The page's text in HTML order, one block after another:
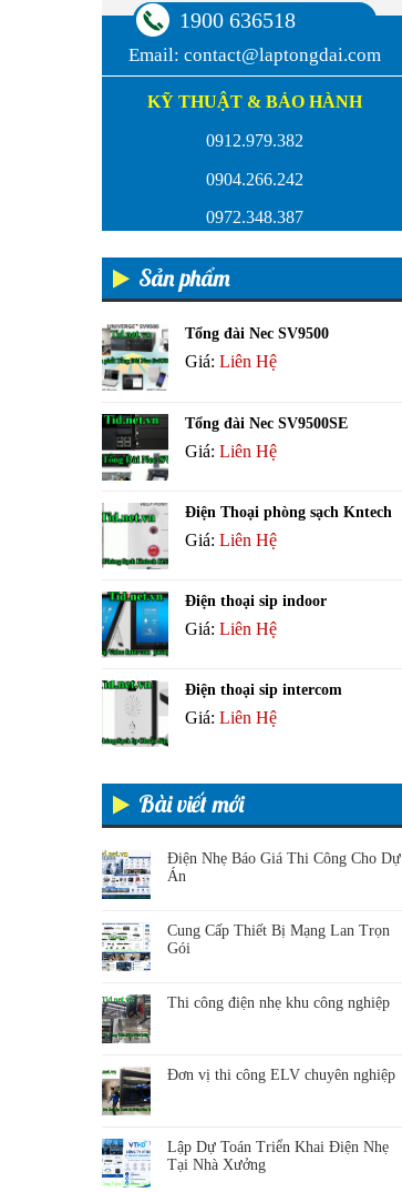
1900 636518
Email: contact@laptongdai.com
KỸ THUẬT & BẢO HÀNH
0912.979.382
0904.266.242
0972.348.387
Sản phẩm
Tổng đài Nec SV9500
Giá: Liên Hệ
Tổng đài Nec SV9500SE
Giá: Liên Hệ
Điện Thoại phòng sạch Kntech
Giá: Liên Hệ
Điện thoại sip indoor
Giá: Liên Hệ
Điện thoại sip intercom
Giá: Liên Hệ
Bài viết mới
Điện Nhẹ Báo Giá Thi Công Cho Dự
Án
Cung Cấp Thiết Bị Mạng Lan Trọn
Gói
Thi công điện nhẹ khu công nghiệp
Đơn vị thi công ELV chuyên nghiệp
Lập Dự Toán Triển Khai Điện Nhẹ
Tại Nhà Xưởng